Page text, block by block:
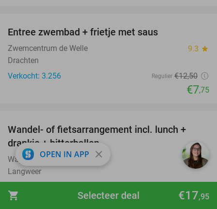
shopping_cart €17,95
Selecteer deal
Entree zwembad + frietje met saus
Zwemcentrum de Welle 9.3 star
Drachten
Verkocht: 3.256
Regulier €12,50
€7,75
Wandel- of fietsarrangement incl. lunch +
drankje + bitterballen
Wapen van Langweer 10.0 star
Langweer
€12,50
OPEN IN APP close